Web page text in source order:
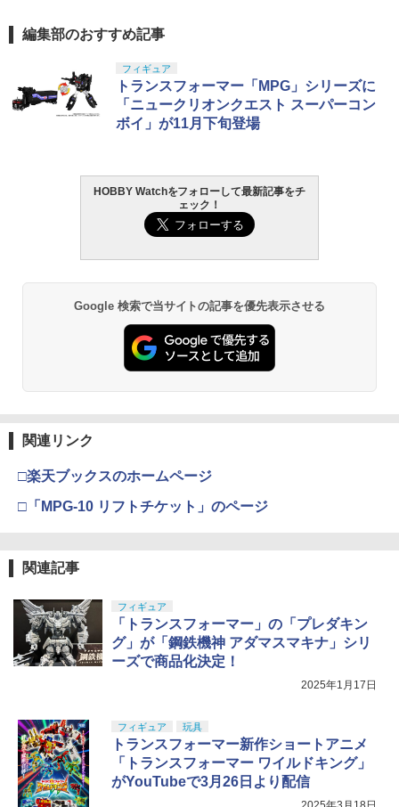
編集部のおすすめ記事
フィギュア
トランスフォーマー「MPG」シリーズに
「ニュークリオンクエスト スーパーコン
ボイ」が11月下旬登場
HOBBY Watchをフォローして最新記事をチ
ェック！
Google 検索で当サイトの記事を優先表示させる
関連リンク
□楽天ブックスのホームページ
□「MPG-10 リフトチケット」のページ
関連記事
フィギュア
「トランスフォーマー」の「プレダキン
グ」が「鋼鉄機神 アダマスマキナ」シリ
ーズで商品化決定！
2025年1月17日
フィギュア 玩具
トランスフォーマー新作ショートアニメ
「トランスフォーマー ワイルドキング」
がYouTubeで3月26日より配信